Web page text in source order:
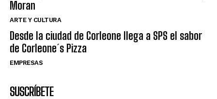
Moran
ARTE Y CULTURA
Desde la ciudad de Corleone llega a SPS el sabor
de Corleone´s Pizza
EMPRESAS
SUSCRÍBETE